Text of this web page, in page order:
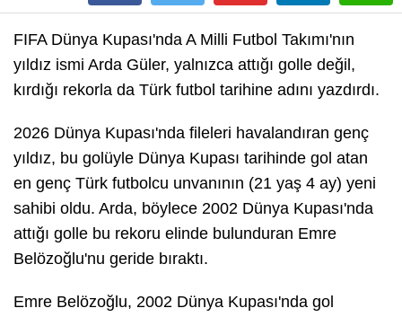
FIFA Dünya Kupası'nda A Milli Futbol Takımı'nın
yıldız ismi Arda Güler, yalnızca attığı golle değil,
kırdığı rekorla da Türk futbol tarihine adını yazdırdı.
2026 Dünya Kupası'nda fileleri havalandıran genç
yıldız, bu golüyle Dünya Kupası tarihinde gol atan
en genç Türk futbolcu unvanının (21 yaş 4 ay) yeni
sahibi oldu. Arda, böylece 2002 Dünya Kupası'nda
attığı golle bu rekoru elinde bulunduran Emre
Belözoğlu'nu geride bıraktı.
Emre Belözoğlu, 2002 Dünya Kupası'nda gol